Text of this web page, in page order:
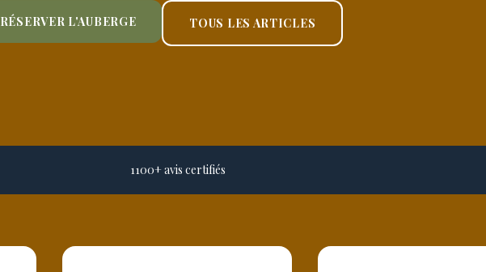
RÉSERVER L'AUBERGE TOUS LES ARTICLES
1100+ avis certifiés